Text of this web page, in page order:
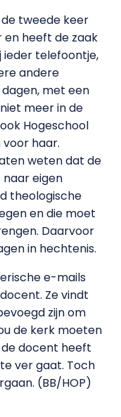
tweede keer
heeft de zaak
ieder telefoontje,
andere
met een
meer in de
Hogeschool
haar.
weten dat de
eigen
theologische
en die moet
Daarvoor
in hechtenis.
e-mails
Ze vindt
zijn om
de kerk moeten
docent heeft
ver gaat. Toch
(BB/HOP)